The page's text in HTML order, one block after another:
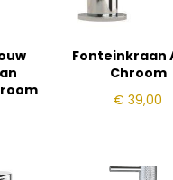
Fonteinkraan
Chroom
€ 39,00